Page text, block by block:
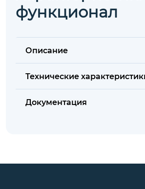
функционал
Описание
Технические
Документация